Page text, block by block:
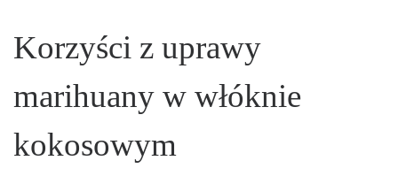
Korzyści z uprawy
marihuany w włóknie
kokosowym